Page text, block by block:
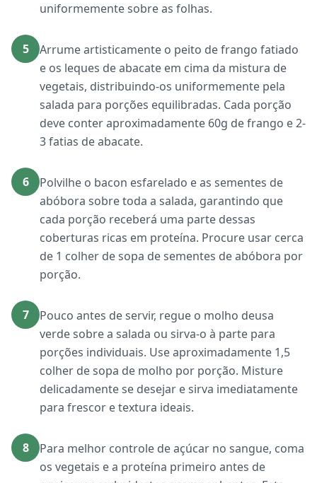
uniformemente sobre as folhas.
5
Arrume artisticamente o peito de frango fatiado
e os leques de abacate em cima da mistura de
vegetais, distribuindo-os uniformemente pela
salada para porções equilibradas. Cada porção
deve conter aproximadamente 60g de frango e 2-
3 fatias de abacate.
6
Polvilhe o bacon esfarelado e as sementes de
abóbora sobre toda a salada, garantindo que
cada porção receberá uma parte dessas
coberturas ricas em proteína. Procure usar cerca
de 1 colher de sopa de sementes de abóbora por
porção.
7
Pouco antes de servir, regue o molho deusa
verde sobre a salada ou sirva-o à parte para
porções individuais. Use aproximadamente 1,5
colher de sopa de molho por porção. Misture
delicadamente se desejar e sirva imediatamente
para frescor e textura ideais.
8
Para melhor controle de açúcar no sangue, coma
os vegetais e a proteína primeiro antes de